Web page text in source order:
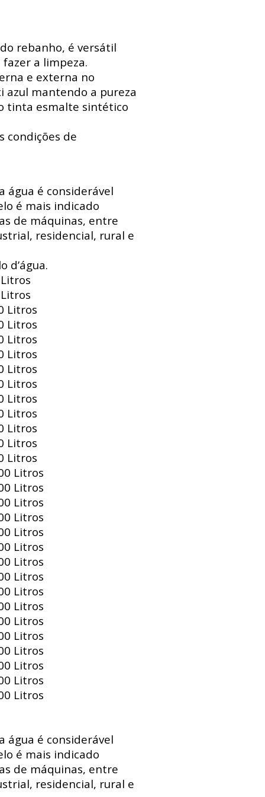
rebanho, é versátil
a limpeza.
e externa no
azul mantendo a pureza
tinta esmalte sintético
condições de
água é considerável
é mais indicado
de máquinas, entre
residencial, rural e
d’água.
Litros
Litros
Litros
Litros
Litros
Litros
Litros
Litros
Litros
Litros
Litros
Litros
Litros
Litros
Litros
Litros
Litros
Litros
Litros
Litros
Litros
Litros
Litros
Litros
Litros
Litros
Litros
água é considerável
é mais indicado
de máquinas, entre
residencial, rural e